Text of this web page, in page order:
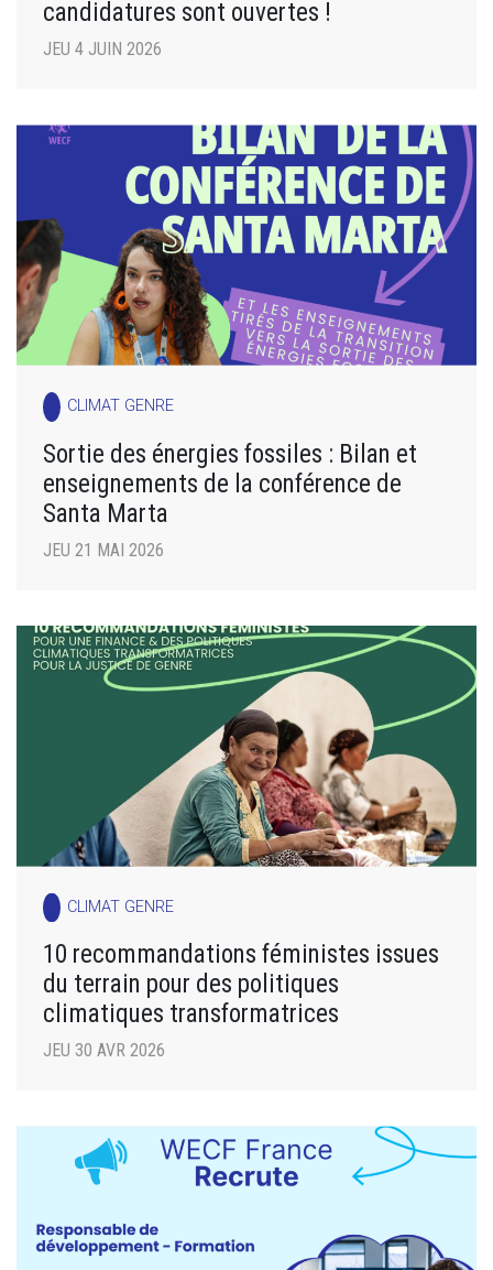
candidatures sont ouvertes !
JEU 4 JUIN 2026
CLIMAT GENRE
Sortie des énergies fossiles : Bilan et
enseignements de la conférence de
Santa Marta
JEU 21 MAI 2026
CLIMAT GENRE
10 recommandations féministes issues
du terrain pour des politiques
climatiques transformatrices
JEU 30 AVR 2026